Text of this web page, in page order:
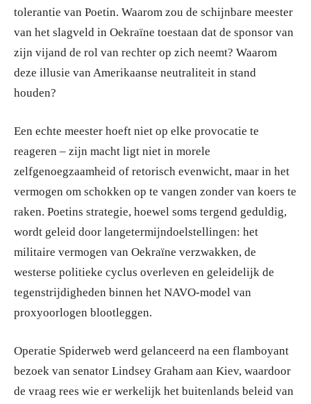
tolerantie van Poetin. Waarom zou de schijnbare meester
van het slagveld in Oekraïne toestaan dat de sponsor van
zijn vijand de rol van rechter op zich neemt? Waarom
deze illusie van Amerikaanse neutraliteit in stand
houden?
Een echte meester hoeft niet op elke provocatie te
reageren – zijn macht ligt niet in morele
zelfgenoegzaamheid of retorisch evenwicht, maar in het
vermogen om schokken op te vangen zonder van koers te
raken. Poetins strategie, hoewel soms tergend geduldig,
wordt geleid door langetermijndoelstellingen: het
militaire vermogen van Oekraïne verzwakken, de
westerse politieke cyclus overleven en geleidelijk de
tegenstrijdigheden binnen het NAVO-model van
proxyoorlogen blootleggen.
Operatie Spiderweb werd gelanceerd na een flamboyant
bezoek van senator Lindsey Graham aan Kiev, waardoor
de vraag rees wie er werkelijk het buitenlands beleid van